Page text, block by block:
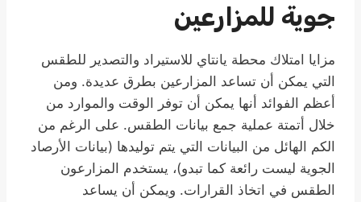
جوية للمزارعين
مزايا امتلاك محطة يانتاي للاستيراد والتصدير للطقس
التي يمكن أن تساعد المزارعين بطرق عديدة. ومن
أعظم الفوائد أنها يمكن أن توفر الوقت والموارد من
خلال أتمتة عملية جمع بيانات الطقس. على الرغم من
الكم الهائل من البيانات التي يتم توليدها (بيانات الأرصاد
الجوية ليست رائعة كما تبدو)، يستخدم المزارعون
الطقس في اتخاذ القرارات. ويمكن أن يساعد